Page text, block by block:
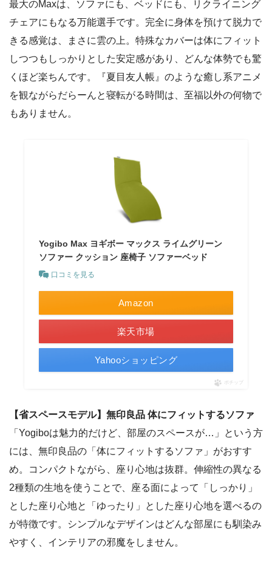
最大のMaxは、ソファにも、ベッドにも、リクライニング
チェアにもなる万能選手です。完全に身体を預けて脱力で
きる感覚は、まさに雲の上。特殊なカバーは体にフィット
しつつもしっかりとした安定感があり、どんな体勢でも驚
くほど楽ちんです。『夏目友人帳』のような癒し系アニメ
を観ながらだらーんと寝転がる時間は、至福以外の何物で
もありません。
Yogibo Max ヨギボー マックス ライムグリーン
ソファー クッション 座椅子 ソファーベッド
口コミを見る
Amazon
楽天市場
Yahooショッピング
ポチップ
【省スペースモデル】無印良品 体にフィットするソファ
「Yogiboは魅力的だけど、部屋のスペースが…」という方
には、無印良品の「体にフィットするソファ」がおすす
め。コンパクトながら、座り心地は抜群。伸縮性の異なる
2種類の生地を使うことで、座る面によって「しっかり」
とした座り心地と「ゆったり」とした座り心地を選べるの
が特徴です。シンプルなデザインはどんな部屋にも馴染み
やすく、インテリアの邪魔をしません。